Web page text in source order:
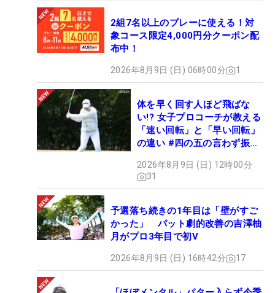
2組7名以上のプレーに使える！対
象コース限定4,000円分クーポン配
布中！
2026年8月9日 (日) 06時00分 1
体を早く回す人ほど飛ばな
い!? 女子プロコーチが教える
「速い回転」と「早い回転」
の違い #四の五の言わず振り
2026年8月9日 (日) 12時00分
31
予選落ち続きの1年目は「壁がすご
かった」 パット劇的改善の吉澤柚
月がプロ3年目で初V
2026年8月9日 (日) 16時42分 17